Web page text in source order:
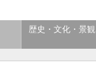
歴史・文化・景観